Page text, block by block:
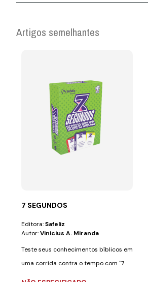
Artigos semelhantes
7 SEGUNDOS
Editora:Safeliz
Autor:Vinicius A. Miranda
Teste seus conhecimentos bíblicos em
uma corrida contra o tempo com "7